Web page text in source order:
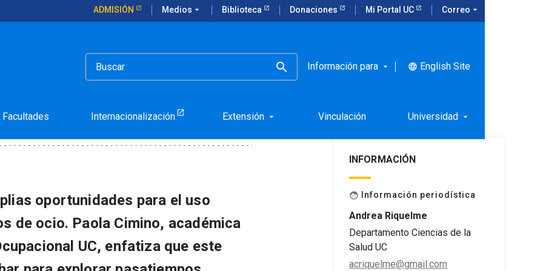
ADMISIÓN Medios arrow_drop_down Biblioteca Donaciones Mi Portal UC Correo arrow_drop_down
Información para arrow_drop_down language English Site
Facultades Internacionalización Extensión arrow_drop_down Vinculación Universidad arrow_drop_down
para cultivar el buen ocio
oportunidades para el uso
de ocio. Paola Cimino, académica
UC, enfatiza que este
INFORMACIÓN
face Información periodística
Andrea Riquelme
Departamento Ciencias de la
Salud UC
acriquelme@gmail.com